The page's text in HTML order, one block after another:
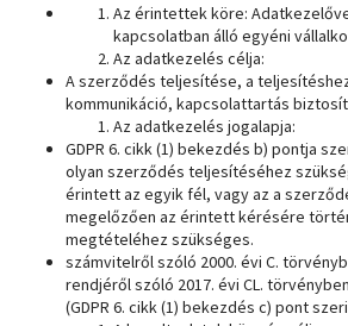
Az érintettek köre:
kapcsolatban álló egyéni
Az adatkezelés célja:
A szerződés teljesítése, a
kommunikáció, kapcsolattartás
Az adatkezelés jogalapja:
GDPR 6. cikk (1) bekezdés b) pontja
olyan szerződés teljesítéséhez
érintett az egyik fél, vagy az a
megelőzően az érintett kérésére
megtételéhez szükséges.
számvitelről szóló 2000. évi C.
rendjéről szóló 2017. évi CL.
(GDPR 6. cikk (1) bekezdés c) pont